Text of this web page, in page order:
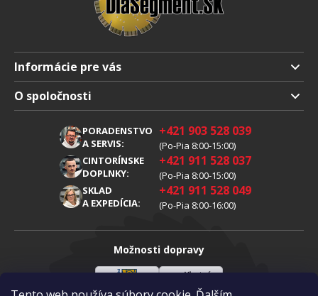
Informácie pre vás
Doprava a platba
Obchodné podmienky
Reklamácia
Spracovanie osobných údajov
O spoločnosti
PORADENSTVO
A SERVIS:
+421 903 528 039
(Po-Pia 8:00-15:00)
CINTORÍNSKE
DOPLNKY:
+421 911 528 037
(Po-Pia 8:00-15:00)
SKLAD
A EXPEDÍCIA:
+421 911 528 049
(Po-Pia 8:00-16:00)
Možnosti dopravy